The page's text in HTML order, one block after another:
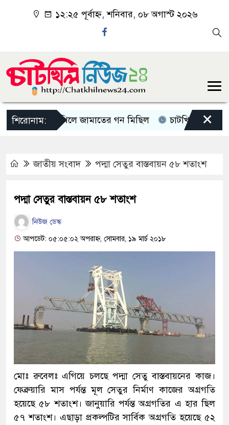
১২:২৫ পূর্বাহ্ন, শনিবার, ০৮ অগাস্ট ২০২৬
শিরোনাম:চাটখিলে জামাতের গন মিছিল চাটখিলে পানিতে
×
জাতীয় সংবাদ পদ্মা সেতুর বাস্তবায়ন ৫৮ শতাংশ
পদ্মা সেতুর বাস্তবায়ন ৫৮ শতাংশ
নিউজ ডেস্ক
আপডেট: ০৫:০৫:০২ অপরাহ্ন, সোমবার, ১৯ মার্চ ২০১৮
মোঃ রুবেলঃ এগিয়ে চলছে পদ্মা সেতু বাস্তবায়নের কাজ।
ফেব্রুয়ারি মাস পর্যন্ত মূল সেতুর নির্মাণ কাজের অগ্রগতি
হয়েছে ৫৮ শতাংশ। জানুয়ারি পর্যন্ত অগ্রগতির এ হার ছিল
৫৭ শতাংশ। এছাড়া প্রকল্পটির সার্বিক অগ্রগতি হয়েছে ৫২